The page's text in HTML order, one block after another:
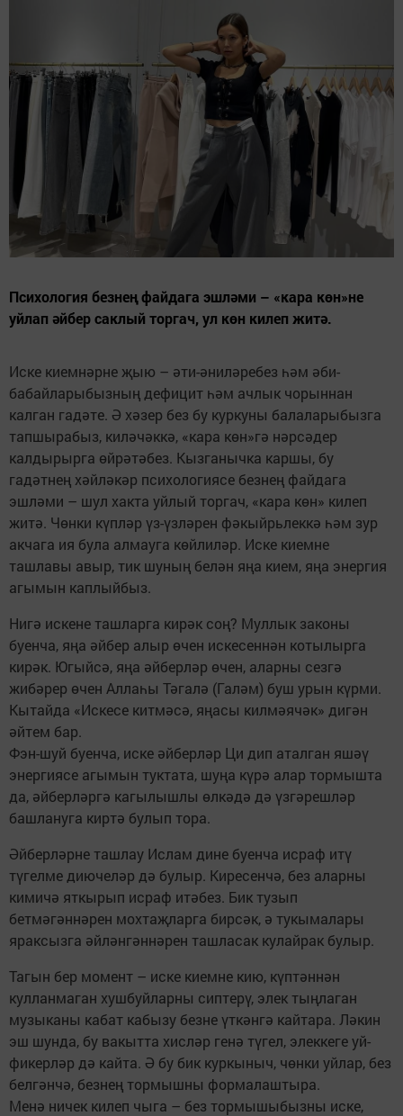
Психология безнең файдага эшләми – «кара көн»не
уйлап әйбер саклый торгач, ул көн килеп житә.
Иске киемнәрне җыю – әти-әниләребез һәм әби-
бабайларыбызның дефицит һәм ачлык чорыннан
калган гадәте. Ә хәзер без бу куркуны балаларыбызга
тапшырабыз, киләчәккә, «кара көн»гә нәрсәдер
калдырырга өйрәтәбез. Кызганычка каршы, бу
гадәтнең хәйләкәр психологиясе безнең файдага
эшләми – шул хакта уйлый торгач, «кара көн» килеп
житә. Чөнки күпләр үз-үзләрен фәкыйрьлеккә һәм зур
акчага ия була алмауга көйлиләр. Иске киемне
ташлавы авыр, тик шуның белән яңа кием, яңа энергия
агымын каплыйбыз.
Нигә искене ташларга кирәк соң? Муллык законы
буенча, яңа әйбер алыр өчен искесеннән котылырга
кирәк. Югыйсә, яңа әйберләр өчен, аларны сезгә
жибәрер өчен Аллаһы Тәгалә (Галәм) буш урын күрми.
Кытайда «Искесе китмәсә, яңасы килмәячәк» дигән
әйтем бар.
Фэн-шуй буенча, иске әйберләр Ци дип аталган яшәү
энергиясе агымын туктата, шуңа күрә алар тормышта
да, әйберләргә кагылышлы өлкәдә дә үзгәрешләр
башлануга киртә булып тора.
Әйберләрне ташлау Ислам дине буенча исраф итү
түгелме диючеләр дә булыр. Киресенчә, без аларны
кимичә яткырып исраф итәбез. Бик тузып
бетмәгәннәрен мохтаҗларга бирсәк, ә тукымалары
яраксызга әйләнгәннәрен ташласак кулайрак булыр.
Тагын бер момент – иске киемне кию, күптәннән
кулланмаган хушбуйларны сиптерү, элек тыңлаган
музыканы кабат кабызу безне үткәнгә кайтара. Ләкин
эш шунда, бу вакытта хисләр генә түгел, элеккеге уй-
фикерләр дә кайта. Ә бу бик куркыныч, чөнки уйлар, без
белгәнчә, безнең тормышны формалаштыра.
Менә ничек килеп чыга – без тормышыбызны иске,